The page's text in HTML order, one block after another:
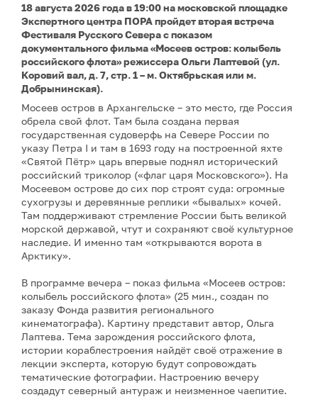
18 августа 2026 года в 19:00 на московской площадке
Экспертного центра ПОРА пройдет вторая встреча
Фестиваля Русского Севера с показом
документального фильма «Мосеев остров: колыбель
российского флота» режиссера Ольги Лаптевой (ул.
Коровий вал, д. 7, стр. 1 – м. Октябрьская или м.
Добрынинская).
Мосеев остров в Архангельске – это место, где Россия
обрела свой флот. Там была создана первая
государственная судоверфь на Севере России по
указу Петра I и там в 1693 году на построенной яхте
«Святой Пётр» царь впервые поднял исторический
российский триколор («флаг царя Московского»). На
Мосеевом острове до сих пор строят суда: огромные
сухогрузы и деревянные реплики «бывалых» кочей.
Там поддерживают стремление России быть великой
морской державой, чтут и сохраняют своё культурное
наследие. И именно там «открываются ворота в
Арктику».
В программе вечера – показ фильма «Мосеев остров:
колыбель российского флота» (25 мин., создан по
заказу Фонда развития регионального
кинематографа). Картину представит автор, Ольга
Лаптева. Тема зарождения российского флота,
истории кораблестроения найдёт своё отражение в
лекции эксперта, которую будут сопровождать
тематические фотографии. Настроению вечеру
создадут северный антураж и неизменное чаепитие.